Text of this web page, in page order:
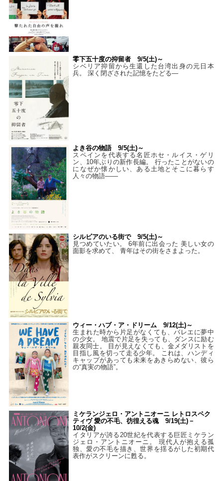
零下五十度の抑留者 9/5(土)～
シベリア抑留から生還した台湾出身の元日本
兵。 深く閉ざされた記憶をたどる—
よき谷の物語 9/5(土)～
スペインを代表する名匠ホセ・ルイス・ゲリ
ン、10年ぶりの新作長編。 行ったことがないの
になぜか懐かしい、ある土地とそこに暮らす
人々の物語――
シルビアのいる街で 9/5(土)～
見つめていたい。 6年前に出会った 美しい女の
面影を求めて、 青年はその街をさまよった。
ウィー・ハブ・ア・ドリーム 9/12(土)～
生まれた時から片足がなくても、バレエに夢中
の少女。 地震で片足を失っても、ダンスに励む
親友同士。 目が見えなくても、金メダリストを
目指し風を切って走る少年。 これは、ハンディ
キャップがあっても未来をあきらめない、彼ら
の“真実の物語”。
ミケランジェロ・アントニオーニ レトロスペク
ティヴ 愛の不毛、彷徨える魂 9/19(土)－
10/2(金)
イタリアが誇る20世紀を代表する巨匠ミケラン
ジェロ・アントニオーニ。 現代人が抱える孤
独、愛の不毛を描き、世界を揺るがした初期代
表作がスクリーンに甦る。